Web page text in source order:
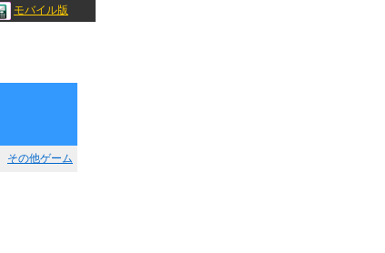
モバイル版
その他ゲーム